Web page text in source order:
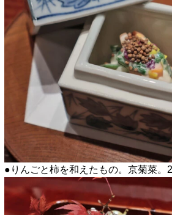
●りんごと柿を和えたもの。京菊菜。